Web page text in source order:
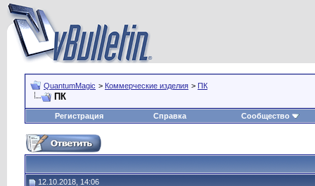
QuantumMagic > Коммерческие изделия > ПК
ПК
Регистрация Справка Сообщество
12.10.2018, 14:06